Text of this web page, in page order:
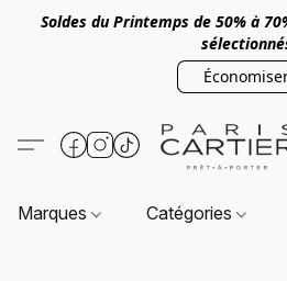
Soldes du Printemps de 50% à
Marques Catégories